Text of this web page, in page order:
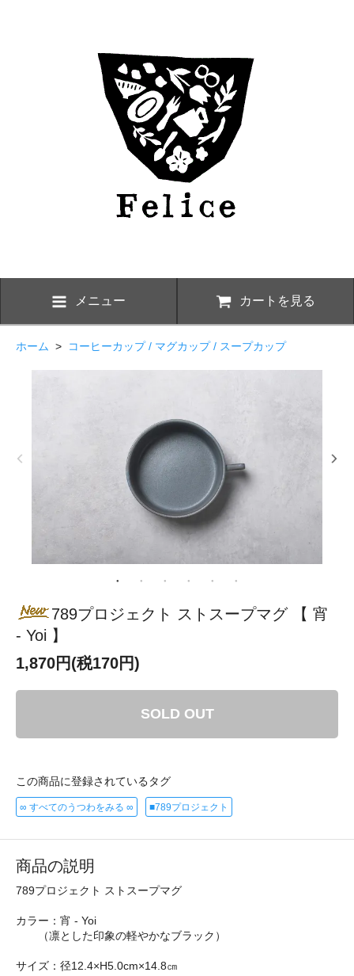
メニュー カートを見る
ホーム > コーヒーカップ / マグカップ / スープカップ
789プロジェクト ストスープマグ 【 宵
- Yoi 】
1,870円(税170円)
SOLD OUT
この商品に登録されているタグ
∞ すべてのうつわをみる ∞ ■789プロジェクト
商品の説明
789プロジェクト ストスープマグ
カラー：宵 - Yoi
（凛とした印象の軽やかなブラック）
サイズ：径12.4×H5.0cm×14.8㎝